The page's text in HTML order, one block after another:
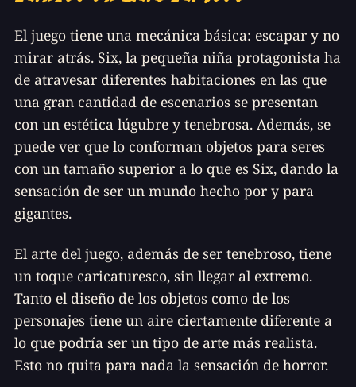
El juego tiene una mecánica básica: escapar y no
mirar atrás. Six, la pequeña niña protagonista ha
de atravesar diferentes habitaciones en las que
una gran cantidad de escenarios se presentan
con un estética lúgubre y tenebrosa. Además, se
puede ver que lo conforman objetos para seres
con un tamaño superior a lo que es Six, dando la
sensación de ser un mundo hecho por y para
gigantes.
El arte del juego, además de ser tenebroso, tiene
un toque caricaturesco, sin llegar al extremo.
Tanto el diseño de los objetos como de los
personajes tiene un aire ciertamente diferente a
lo que podría ser un tipo de arte más realista.
Esto no quita para nada la sensación de horror.